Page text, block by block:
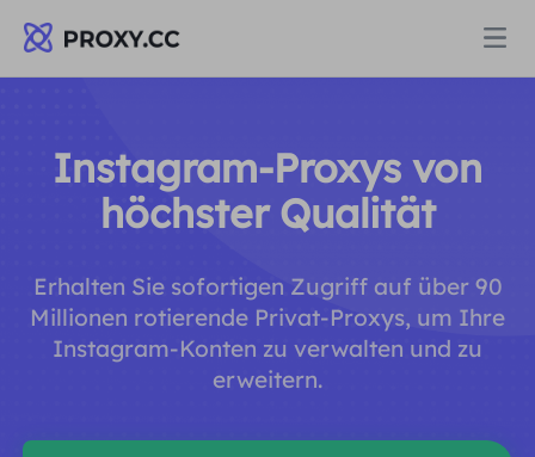
WOHNPROXY
Statischer Wohn-Proxy
Preise
WOHNPROXY
Wohn-Proxy $0.8/GB
Data for AI
Instagram-Proxys von
höchster Qualität
Erhalten Sie sofortigen Zugriff auf über 90
Millionen rotierende Privat-Proxys, um Ihre
Instagram-Konten zu verwalten und zu
erweitern.